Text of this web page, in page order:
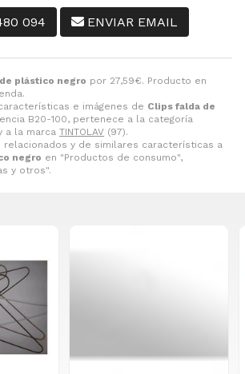
plástico negro por 27,59€. Producto en
e imágenes de Clips falda de
B20-100, pertenece a la categoría
a la marca TINTOLAV (97).
relacionados y de similares características a
negro en "Productos de consumo",
y otros".
094 ENVIAR EMAIL